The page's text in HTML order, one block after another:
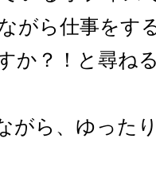
がら仕事をす
か？！と尋ね
がら、ゆった